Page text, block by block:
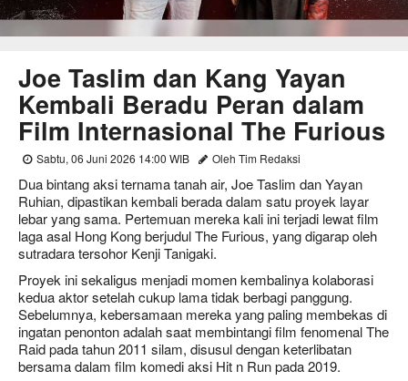
Joe Taslim dan Kang Yayan
Kembali Beradu Peran dalam
Film Internasional The Furious
Sabtu, 06 Juni 2026 14:00 WIB Oleh Tim Redaksi
Dua bintang aksi ternama tanah air, Joe Taslim dan Yayan
Ruhian, dipastikan kembali berada dalam satu proyek layar
lebar yang sama. Pertemuan mereka kali ini terjadi lewat film
laga asal Hong Kong berjudul The Furious, yang digarap oleh
sutradara tersohor Kenji Tanigaki.
Proyek ini sekaligus menjadi momen kembalinya kolaborasi
kedua aktor setelah cukup lama tidak berbagi panggung.
Sebelumnya, kebersamaan mereka yang paling membekas di
ingatan penonton adalah saat membintangi film fenomenal The
Raid pada tahun 2011 silam, disusul dengan keterlibatan
bersama dalam film komedi aksi Hit n Run pada 2019.